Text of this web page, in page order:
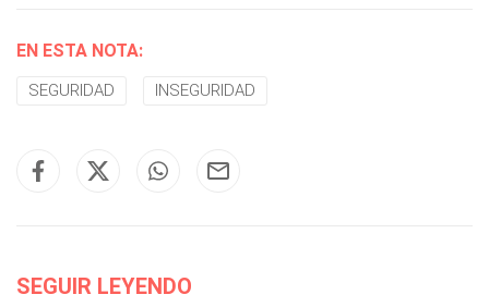
EN ESTA NOTA:
SEGURIDAD INSEGURIDAD
SEGUIR LEYENDO